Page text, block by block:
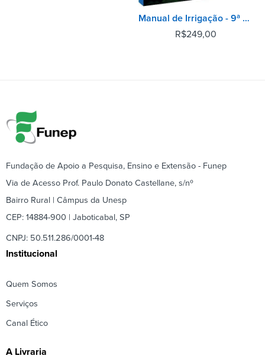
Manual de Irrigação - 9ª Edição
R$249,00
Fundação de Apoio a Pesquisa, Ensino e Extensão - Funep
Via de Acesso Prof. Paulo Donato Castellane, s/nº
Bairro Rural | Câmpus da Unesp
CEP: 14884-900 | Jaboticabal, SP
CNPJ: 50.511.286/0001-48
Institucional
Quem Somos
Serviços
Canal Ético
A Livraria